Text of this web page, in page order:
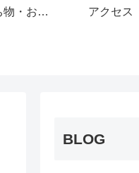
お着替え・持ち物・お願い アクセス
BLOG